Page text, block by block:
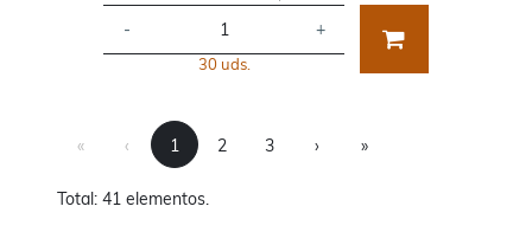
- +
30 uds.
«First ‹Previous
1 2 3 ›Next »Last
Total: 41 elementos.